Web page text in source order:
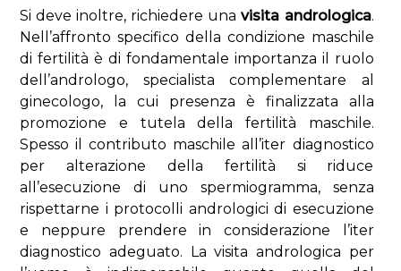
Si deve inoltre, richiedere unavisita andrologica.
Nell’affronto specifico della condizione maschile
di fertilità è di fondamentale importanza il ruolo
dell’andrologo, specialista complementare al
ginecologo, la cui presenza è finalizzata alla
promozione e tutela della fertilità maschile.
Spesso il contributo maschile all’iter diagnostico
per alterazione della fertilità si riduce
all’esecuzione di uno spermiogramma, senza
rispettarne i protocolli andrologici di esecuzione
e neppure prendere in considerazione l’iter
diagnostico adeguato. La visita andrologica per